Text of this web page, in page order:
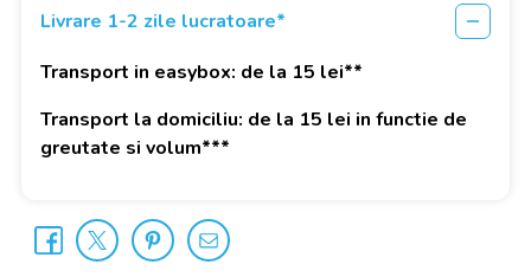
Livrare 1-2 zile lucratoare*
Transport in easybox: de la 15 lei**
Transport la domiciliu: de la 15 lei in functie de
greutate si volum***